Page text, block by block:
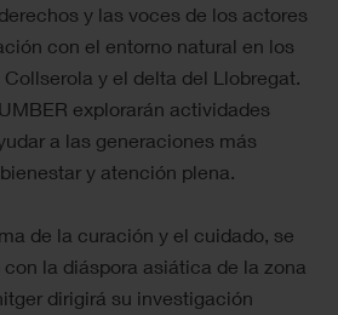
y las voces de los actores
con el entorno natural en los
y el delta del Llobregat.
explorarán actividades
a las generaciones más
y atención plena.
de la curación y el cuidado, se
la diáspora asiática de la zona
dirigirá su investigación